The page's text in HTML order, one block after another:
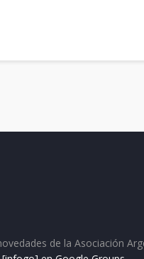
de la Asociación